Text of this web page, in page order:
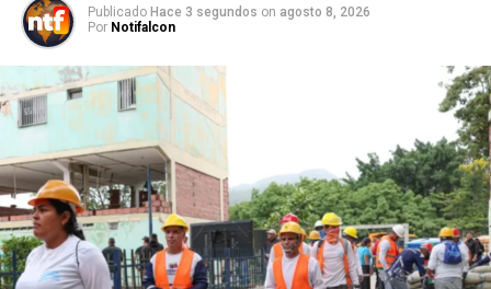
Publicado Hace 3 segundos on agosto 8, 2026
Por Notifalcon